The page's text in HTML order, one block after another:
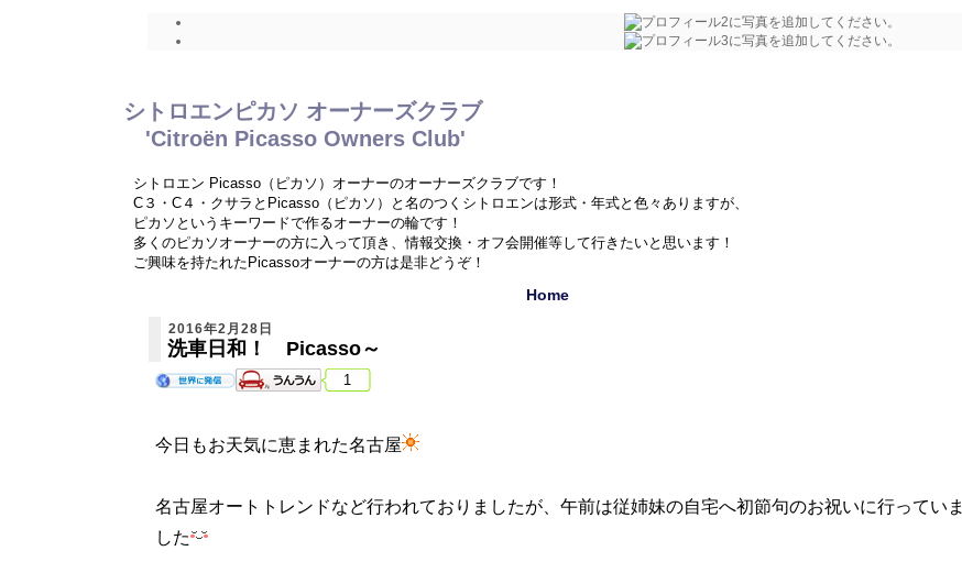
シトロエンピカソ オーナーズクラブ
'Citroën Picasso Owners Club'
シトロエン Picasso（ピカソ）オーナーのオーナーズクラブです！
C３・C４・クサラとPicasso（ピカソ）と名のつくシトロエンは形式・年式と色々ありますが、
ピカソというキーワードで作るオーナーの輪です！
多くのピカソオーナーの方に入って頂き、情報交換・オフ会開催等して行きたいと思います！
ご興味を持たれたPicassoオーナーの方は是非どうぞ！
Home
2016年2月28日
洗車日和！ Picasso～
1
今日もお天気に恵まれた名古屋
名古屋オートトレンドなど行われておりましたが、午前は従姉妹の自宅へ初節句のお祝いに行っていま
した